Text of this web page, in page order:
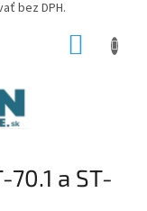
bez DPH.
a ST-